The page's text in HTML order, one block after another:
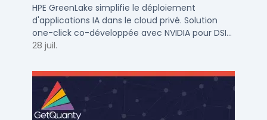
cloud privé
HPE GreenLake simplifie le déploiement
d'applications IA dans le cloud privé. Solution
one-click co-développée avec NVIDIA pour DSI
de PME et ETI : performance et conformité.
28 juil.